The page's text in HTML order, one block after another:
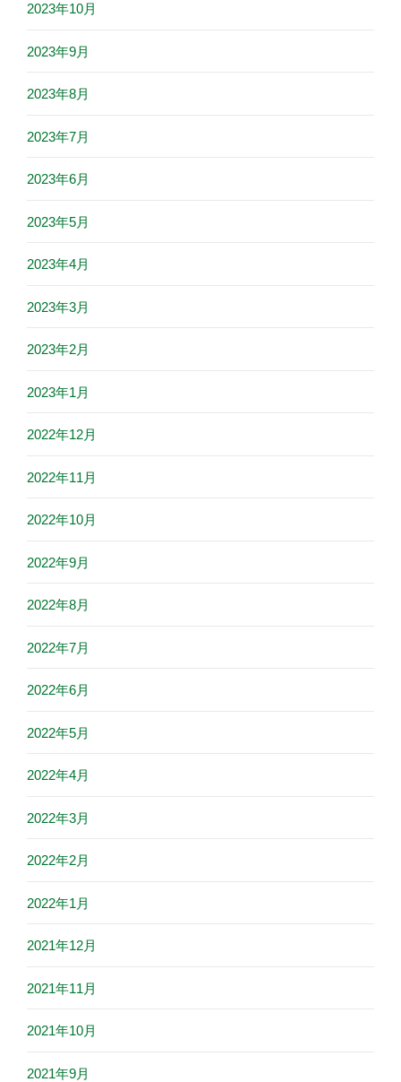
2023年10月
2023年9月
2023年8月
2023年7月
2023年6月
2023年5月
2023年4月
2023年3月
2023年2月
2023年1月
2022年12月
2022年11月
2022年10月
2022年9月
2022年8月
2022年7月
2022年6月
2022年5月
2022年4月
2022年3月
2022年2月
2022年1月
2021年12月
2021年11月
2021年10月
2021年9月